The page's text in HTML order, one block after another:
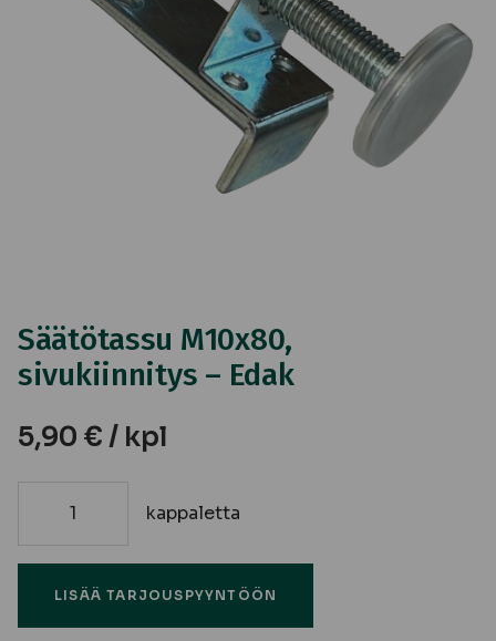
Säätötassu M10x80,
sivukiinnitys – Edak
5,90 € / kpl
Säätötassu
Edak
kappaletta
LISÄÄ TARJOUSPYYNTÖÖN